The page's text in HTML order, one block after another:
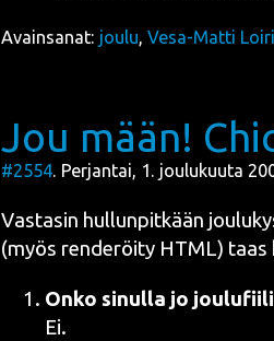
Avainsanat: joulu, Vesa-Matti Loiri
Jou mään!
#2554. Perjantai, 1. joulukuuta
Vas­ta­sin hul­lun­pit­kään
(myös ren­de­röi­ty HTML) taas
Onko sinul­la jo
Ei.